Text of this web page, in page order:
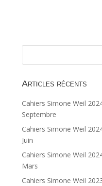
Articles récents
Cahiers Simone Weil
Septembre
Cahiers Simone Weil
Juin
Cahiers Simone Weil
Mars
Cahiers Simone Weil